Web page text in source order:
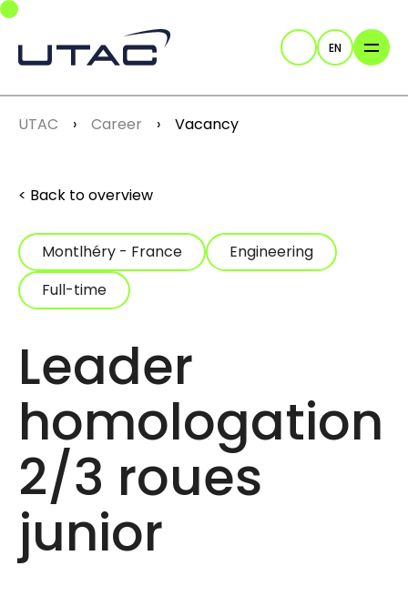
Skip to main navigation
Skip to main content
Skip to page footer
Search
EN
You are here:
UTAC Career Vacancy
Back to overview
Montlhéry - France
Engineering
Full-time
Leader
homologation
2/‎3 roues
junior